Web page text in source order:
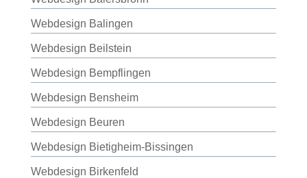
Webdesign Balingen
Webdesign Beilstein
Webdesign Bempflingen
Webdesign Bensheim
Webdesign Beuren
Webdesign Bietigheim-Bissingen
Webdesign Birkenfeld